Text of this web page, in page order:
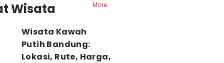
Wisata
More
Wisata Kawah
Putih Bandung:
Lokasi, Rute, Harga,